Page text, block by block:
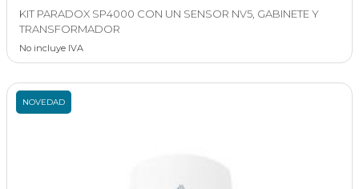
KIT PARADOX SP4000 CON UN SENSOR NV5, GABINETE Y
TRANSFORMADOR
No incluye IVA
NOVEDAD